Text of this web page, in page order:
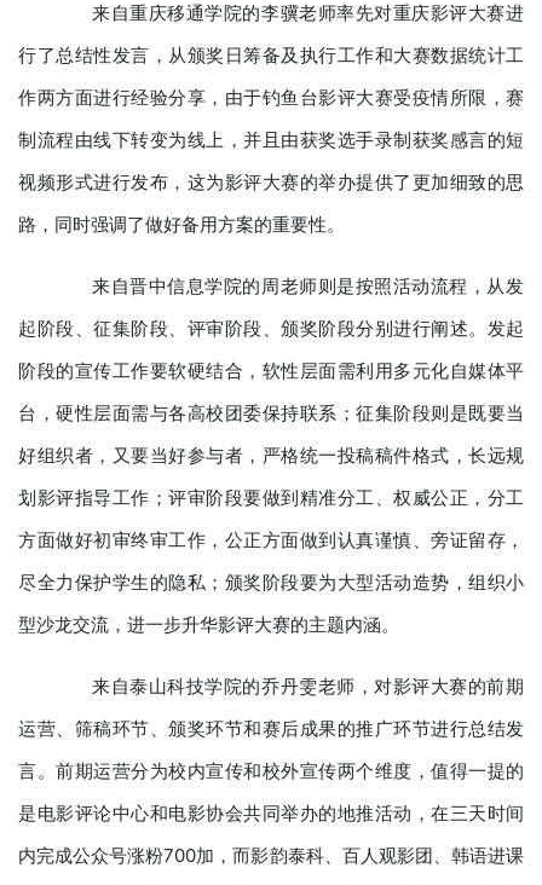
来自重庆移通学院的李骥老师率先对重庆影评大赛进
行了总结性发言，从颁奖日筹备及执行工作和大赛数据统计工
作两方面进行经验分享，由于钓鱼台影评大赛受疫情所限，赛
制流程由线下转变为线上，并且由获奖选手录制获奖感言的短
视频形式进行发布，这为影评大赛的举办提供了更加细致的思
路，同时强调了做好备用方案的重要性。
来自晋中信息学院的周老师则是按照活动流程，从发
起阶段、征集阶段、评审阶段、颁奖阶段分别进行阐述。发起
阶段的宣传工作要软硬结合，软性层面需利用多元化自媒体平
台，硬性层面需与各高校团委保持联系；征集阶段则是既要当
好组织者，又要当好参与者，严格统一投稿稿件格式，长远规
划影评指导工作；评审阶段要做到精准分工、权威公正，分工
方面做好初审终审工作，公正方面做到认真谨慎、旁证留存，
尽全力保护学生的隐私；颁奖阶段要为大型活动造势，组织小
型沙龙交流，进一步升华影评大赛的主题内涵。
来自泰山科技学院的乔丹雯老师，对影评大赛的前期
运营、筛稿环节、颁奖环节和赛后成果的推广环节进行总结发
言。前期运营分为校内宣传和校外宣传两个维度，值得一提的
是电影评论中心和电影协会共同举办的地推活动，在三天时间
内完成公众号涨粉700加，而影韵泰科、百人观影团、韩语进课